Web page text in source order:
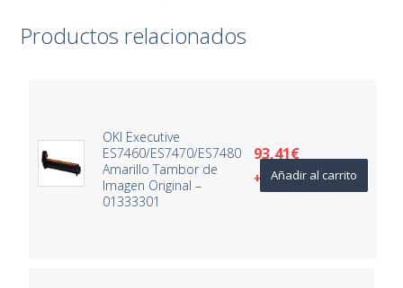
Productos relacionados
OKI Executive
ES7460/ES7470/ES7480
Amarillo Tambor de
Imagen Original –
01333301
93,41€
+ IVAAñadir al carrito